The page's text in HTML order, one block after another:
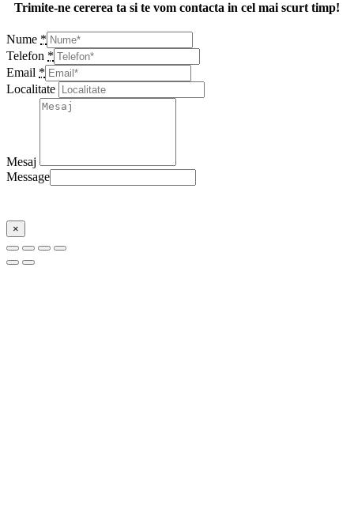
Trimite-ne cererea ta si te vom contacta in cel mai scurt timp!
Nume *
Telefon *
Email *
Localitate
Mesaj
Message
×